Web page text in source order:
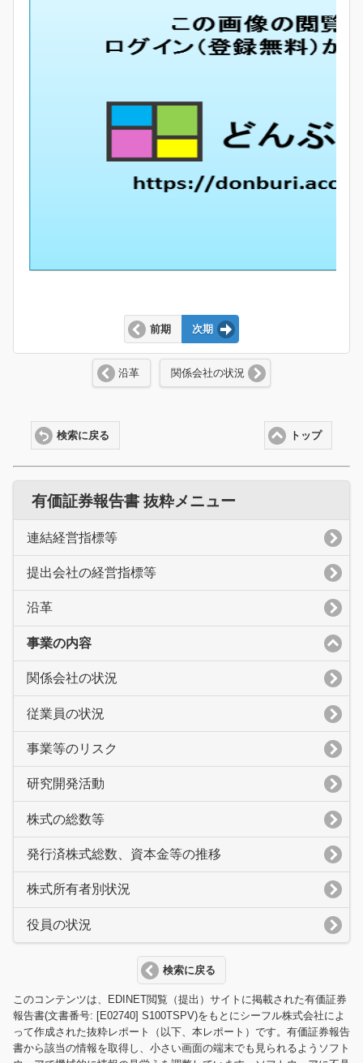
前期 次期
沿革 関係会社の状況
トップ
検索に戻る
有価証券報告書 抜粋メニュー
連結経営指標等
提出会社の経営指標等
沿革
事業の内容
関係会社の状況
従業員の状況
事業等のリスク
研究開発活動
株式の総数等
発行済株式総数、資本金等の推移
株式所有者別状況
役員の状況
検索に戻る
このコンテンツは、EDINET閲覧（提出）サイトに掲載された有価証券
報告書(文書番号: [E02740] S100TSPV)をもとにシーフル株式会社によ
って作成された抜粋レポート（以下、本レポート）です。有価証券報告
書から該当の情報を取得し、小さい画面の端末でも見られるようソフト